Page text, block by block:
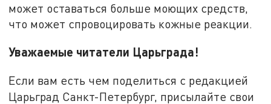
может оставаться больше моющих средств,
что может спровоцировать кожные реакции.
Уважаемые читатели Царьграда!
Если вам есть чем поделиться с редакцией
Царьград Санкт-Петербург, присылайте свои